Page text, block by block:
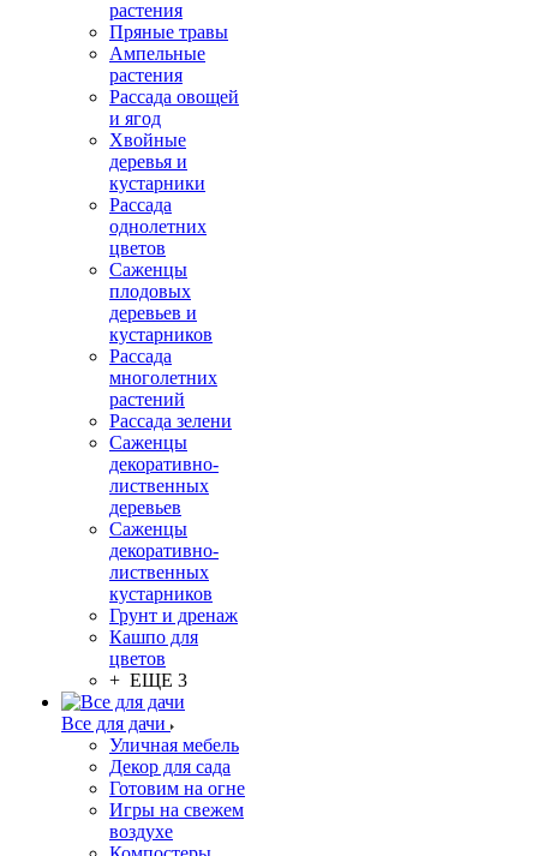
растения
Пряные травы
Ампельные
растения
Рассада овощей
и ягод
Хвойные
деревья и
кустарники
Рассада
однолетних
цветов
Саженцы
плодовых
деревьев и
кустарников
Рассада
многолетних
растений
Рассада зелени
Саженцы
декоративно-
лиственных
деревьев
Саженцы
декоративно-
лиственных
кустарников
Грунт и дренаж
Кашпо для
цветов
+ ЕЩЕ 3
Все для дачи
Уличная мебель
Декор для сада
Готовим на огне
Игры на свежем
воздухе